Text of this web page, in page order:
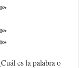
es la palabra o